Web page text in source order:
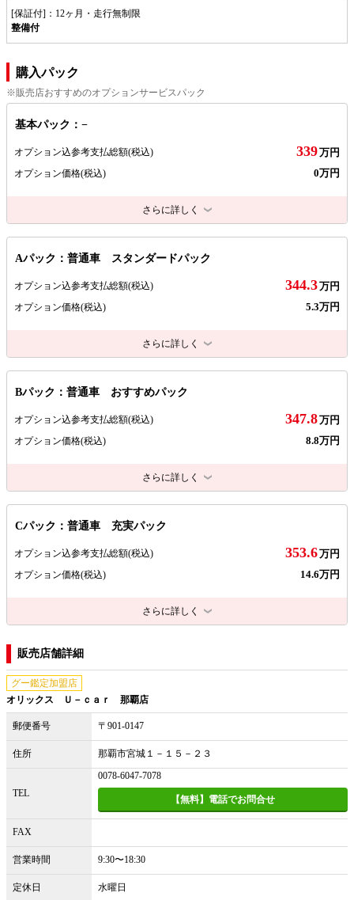
[保証付]：12ヶ月・走行無制限
整備付
購入パック
※販売店おすすめのオプションサービスパック
基本パック：−
オプション込参考支払総額(税込) 339万円
オプション価格(税込) 0万円
さらに詳しく
Aパック：普通車 スタンダードパック
オプション込参考支払総額(税込) 344.3万円
オプション価格(税込) 5.3万円
さらに詳しく
Bパック：普通車 おすすめパック
オプション込参考支払総額(税込) 347.8万円
オプション価格(税込) 8.8万円
さらに詳しく
Cパック：普通車 充実パック
オプション込参考支払総額(税込) 353.6万円
オプション価格(税込) 14.6万円
さらに詳しく
販売店舗詳細
グー鑑定加盟店
オリックス Ｕ－ｃａｒ 那覇店
郵便番号 〒901-0147
住所 那覇市宮城１－１５－２３
TEL
0078-6047-7078
【無料】電話でお問合せ
FAX
営業時間 9:30〜18:30
定休日 水曜日